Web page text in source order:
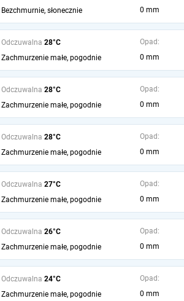
Bezchmurnie, słonecznie
0 mm
Odczuwalna 28°C
Zachmurzenie małe, pogodnie
Opad:
0 mm
Odczuwalna 28°C
Zachmurzenie małe, pogodnie
Opad:
0 mm
Odczuwalna 28°C
Zachmurzenie małe, pogodnie
Opad:
0 mm
Odczuwalna 27°C
Zachmurzenie małe, pogodnie
Opad:
0 mm
Odczuwalna 26°C
Zachmurzenie małe, pogodnie
Opad:
0 mm
Odczuwalna 24°C
Zachmurzenie małe, pogodnie
Opad:
0 mm